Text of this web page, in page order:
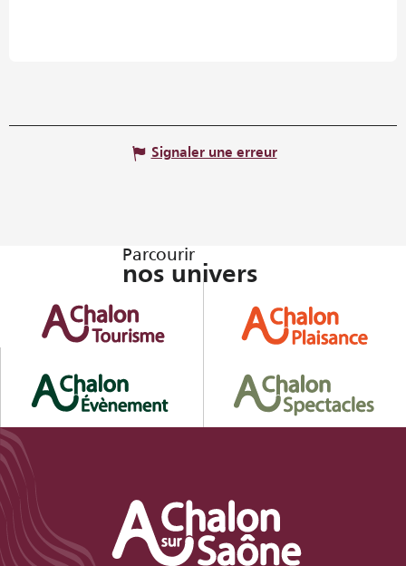
Signaler une erreur
Parcourir
nos univers